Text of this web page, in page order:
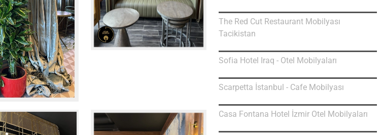
The Red Cut Restaurant Mobilyası
Tacikistan
Sofia Hotel Iraq - Otel Mobilyaları
Scarpetta İstanbul - Cafe Mobilyası
Casa Fontana Hotel İzmir Otel Mobilyaları